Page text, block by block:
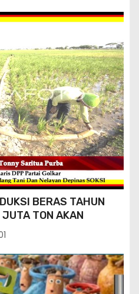
BERAS TAHUN
TON AKAN